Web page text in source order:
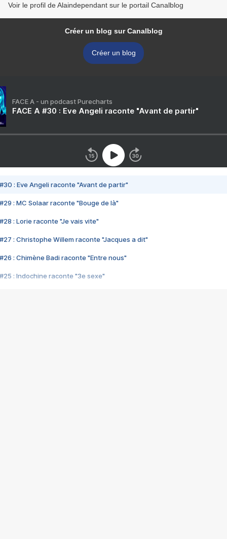
Voir le profil de Alaindependant sur le portail Canalblog
Créer un blog sur Canalblog
Créer un blog
FACE A - un podcast Purecharts
FACE A #30 : Eve Angeli raconte "Avant de partir"
#30 : Eve Angeli raconte "Avant de partir"
#29 : MC Solaar raconte "Bouge de là"
#28 : Lorie raconte "Je vais vite"
#27 : Christophe Willem raconte "Jacques a dit"
#26 : Chimène Badi raconte "Entre nous"
#25 : Indochine raconte "3e sexe"